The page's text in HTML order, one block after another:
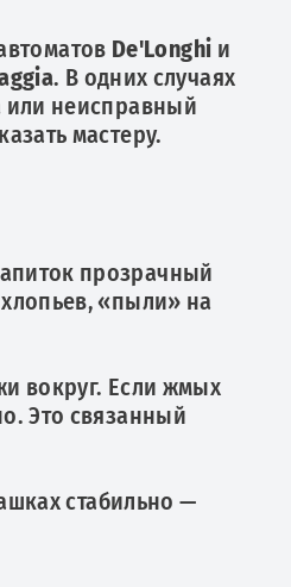
De'Longhi и
. В одних случаях
или неисправный
мастеру.
прозрачный
«пыли» на
вокруг. Если жмых
Это связанный
стабильно —